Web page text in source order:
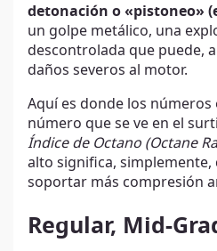
detonación o «pistoneo»
un golpe metálico, una
descontrolada que puede,
daños severos al motor.
Aquí es donde los números
número que se ve en el
Índice de Octano (Octane
alto significa, simplemente,
soportar más compresión
Regular, Mid-